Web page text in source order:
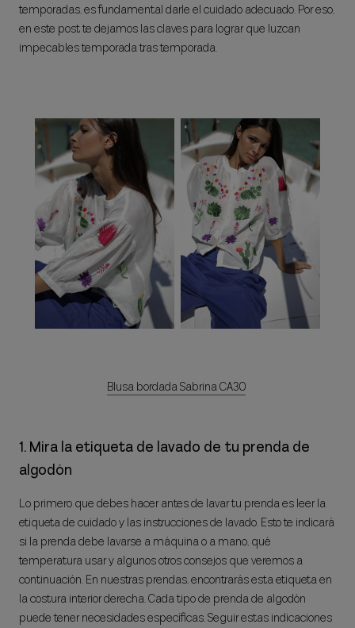
temporadas, es fundamental darle el cuidado adecuado. Por eso,
en este post te dejamos las claves para lograr que luzcan
impecables temporada tras temporada.
Blusa bordada Sabrina CA30
1. Mira la etiqueta de lavado de tu prenda de
algodón
Lo primero que debes hacer antes de lavar tu prenda es leer la
etiqueta de cuidado y las instrucciones de lavado. Esto te indicará
si la prenda debe lavarse a máquina o a mano, qué
temperatura usar y algunos otros consejos que veremos a
continuación. En nuestras prendas, encontrarás esta etiqueta en
la costura interior derecha. Cada tipo de prenda de algodón
puede tener necesidades específicas. Seguir estas indicaciones